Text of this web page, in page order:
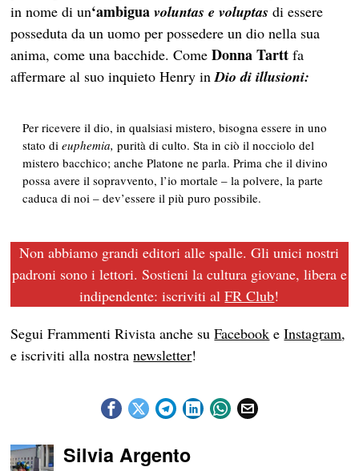
in nome di un‘ambigua voluntas e voluptas di essere
posseduta da un uomo per possedere un dio nella sua
anima, come una bacchide. ComeDonna Tartt fa
affermare al suo inquieto Henry inDio di illusioni:
Per ricevere il dio, in qualsiasi mistero, bisogna essere in uno
stato dieuphemia,purità di culto. Sta in ciò il nocciolo del
mistero bacchico; anche Platone ne parla. Prima che il divino
possa avere il sopravvento, l’io mortale – la polvere, la parte
caduca di noi – dev’essere il più puro possibile.
Non abbiamo grandi editori alle spalle. Gli unici nostri
padroni sono i lettori. Sostieni la cultura giovane, libera e
indipendente: iscriviti alFR Club!
Segui Frammenti Rivista anche suFacebook eInstagram,
e iscriviti alla nostranewsletter!
Silvia Argento